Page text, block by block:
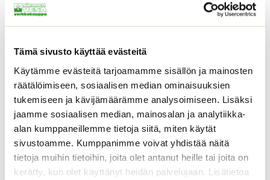
Tämä sivusto käyttää evästeitä
Käytämme evästeitä tarjoamamme sisällön ja mainosten
räätälöimiseen, sosiaalisen median ominaisuuksien
tukemiseen ja kävijämäärämme analysoimiseen. Lisäksi
jaamme sosiaalisen median, mainosalan ja analytiikka-
alan kumppaneillemme tietoja siitä, miten käytät
sivustoamme. Kumppanimme voivat yhdistää näitä
tietoja muihin tietoihin, joita olet antanut heille tai joita on
kerätty, kun olet käyttänyt heidän palvelujaan. Lisätietoa
Avomaankurkku Lemon
Apple
3,75€ – 15,00 €Hintaluokka:
3,75 €
-
15,00 €
Sisältää
arvonlisäveron
Paprika Californian
Wonder
2,60€ Sisältää arvonlisäveron